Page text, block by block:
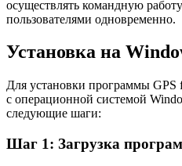
осуществлять командную
пользователями одновременно.
Установка на
Для установки программы
с операционной системой
следующие шаги:
Шаг 1: Загрузка